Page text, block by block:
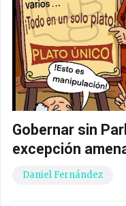
Gobernar sin
excepción
Daniel Fernández